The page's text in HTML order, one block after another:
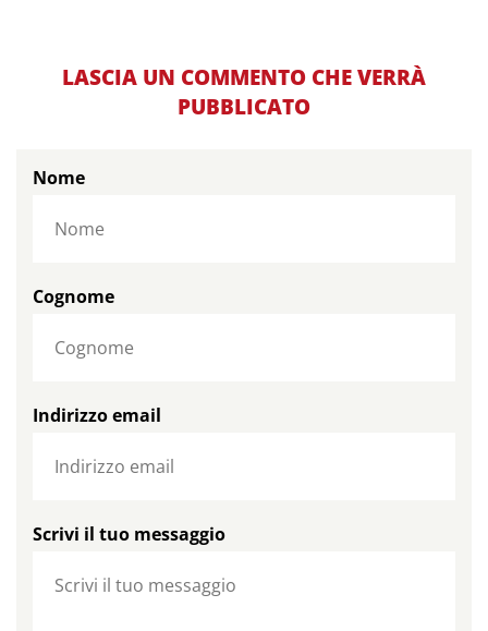
LASCIA UN COMMENTO CHE VERRÀ
PUBBLICATO
Nome
Cognome
Indirizzo email
Scrivi il tuo messaggio